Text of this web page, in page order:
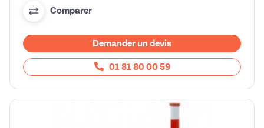
Comparer
Demander un devis
01 81 80 00 59